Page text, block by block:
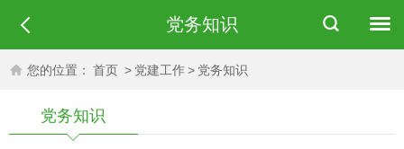
党务知识
您的位置： 首页 > 党建工作> 党务知识
党务知识